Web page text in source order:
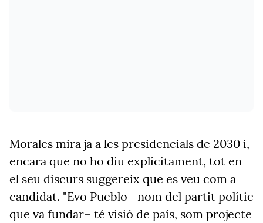
Morales mira ja a les presidencials de 2030 i,
encara que no ho diu explícitament, tot en
el seu discurs suggereix que es veu com a
candidat. "Evo Pueblo –nom del partit polític
que va fundar– té visió de país, som projecte